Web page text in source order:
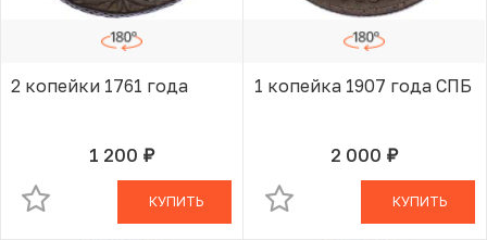
2 копейки 1761 года
1 200 руб.
В КОРЗИНЕ
КУПИТЬ
1 копейка 1907 года СПБ
2 000 руб.
В КОРЗИНЕ
КУПИТЬ